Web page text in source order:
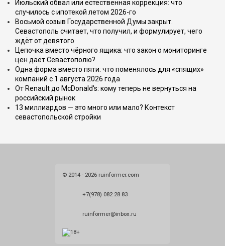
Июльский обвал или естественная коррекция: что
случилось с ипотекой летом 2026-го
Восьмой созыв Государственной Думы закрыт.
Севастополь считает, что получил, и формулирует, чего
ждёт от девятого
Цепочка вместо чёрного ящика: что закон о мониторинге
цен даёт Севастополю?
Одна форма вместо пяти: что поменялось для «спящих»
компаний с 1 августа 2026 года
От Renault до McDonald's: кому теперь не вернуться на
российский рынок
13 миллиардов — это много или мало? Контекст
севастопольской стройки
© 2014 - 2026 ruinformer.com
+7(978) 082 28 83
ruinformer@inbox.ru